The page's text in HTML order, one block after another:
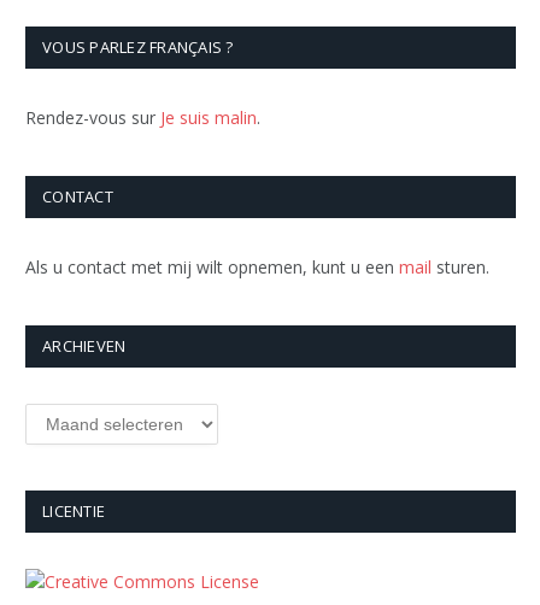
VOUS PARLEZ FRANÇAIS ?
Rendez-vous sur Je suis malin.
CONTACT
Als u contact met mij wilt opnemen, kunt u een mail sturen.
ARCHIEVEN
Archieven
LICENTIE